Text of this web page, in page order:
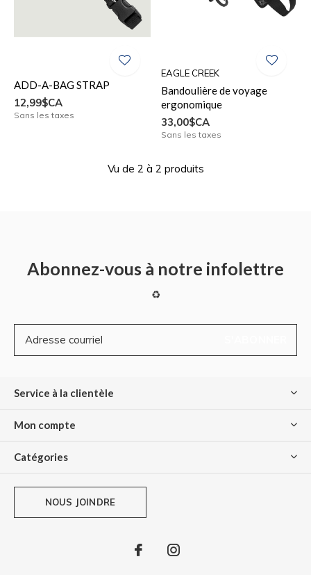
ADD-A-BAG STRAP
12,99$CA
Sans les taxes
EAGLE CREEK
Bandoulière de voyage
ergonomique
33,00$CA
Sans les taxes
Vu de 2 à 2 produits
Abonnez-vous à notre infolettre
♻
Service à la clientèle
Mon compte
Catégories
NOUS JOINDRE